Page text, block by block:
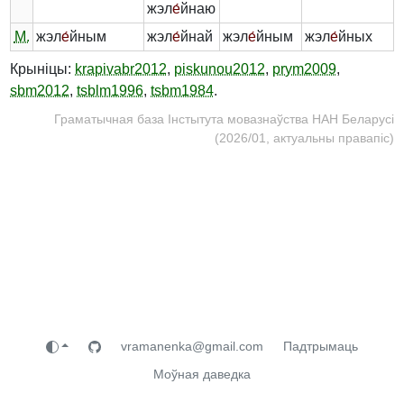
жэле́йнаю
М. жэле́йным жэле́йнай жэле́йным жэле́йных
Крыніцы: krapivabr2012, piskunou2012, prym2009,
sbm2012, tsblm1996, tsbm1984.
Граматычная база Інстытута мовазнаўства НАН Беларусі
(2026/01, актуальны правапіс)
vramanenka@gmail.com
Падтрымаць
Моўная даведка